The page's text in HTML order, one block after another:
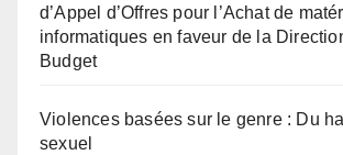
d’Appel d’Offres pour l’Achat de
informatiques en faveur de la
Budget
Violences basées sur le genre : Du
sexuel